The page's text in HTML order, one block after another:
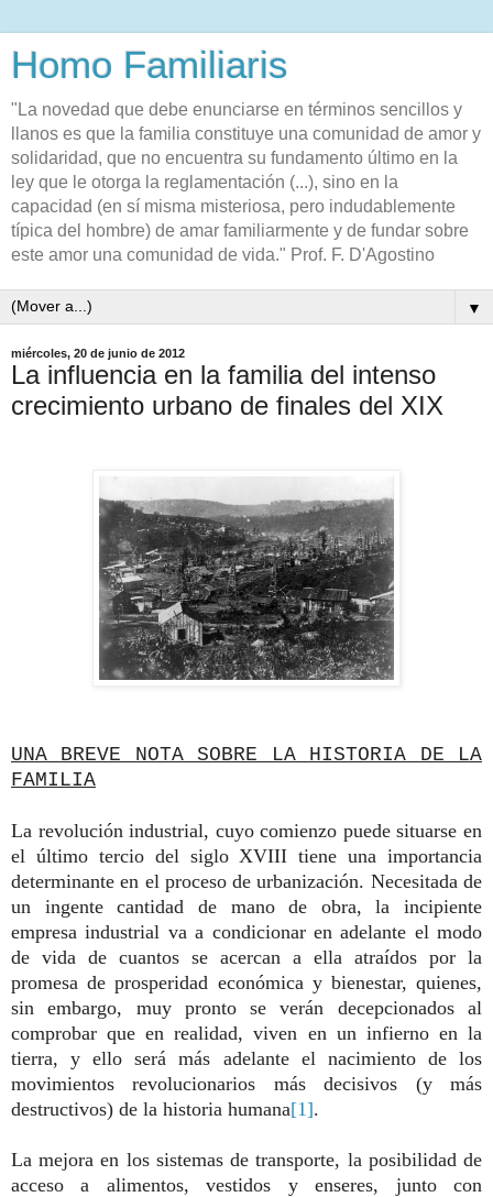
Homo Familiaris
"La novedad que debe enunciarse en términos sencillos y
llanos es que la familia constituye una comunidad de amor y
solidaridad, que no encuentra su fundamento último en la
ley que le otorga la reglamentación (...), sino en la
capacidad (en sí misma misteriosa, pero indudablemente
típica del hombre) de amar familiarmente y de fundar sobre
este amor una comunidad de vida." Prof. F. D'Agostino
▼
miércoles, 20 de junio de 2012
La influencia en la familia del intenso
crecimiento urbano de finales del XIX
UNA BREVE NOTA SOBRE LA HISTORIA DE LA
FAMILIA
La revolución industrial, cuyo comienzo puede situarse en
el último tercio del siglo XVIII tiene una importancia
determinante en el proceso de urbanización. Necesitada de
un ingente cantidad de mano de obra, la incipiente
empresa industrial va a condicionar en adelante el modo
de vida de cuantos se acercan a ella atraídos por la
promesa de prosperidad económica y bienestar, quienes,
sin embargo, muy pronto se verán decepcionados al
comprobar que en realidad, viven en un infierno en la
tierra, y ello será más adelante el nacimiento de los
movimientos revolucionarios más decisivos (y más
destructivos) de la historia humana[1].
La mejora en los sistemas de transporte, la posibilidad de
acceso a alimentos, vestidos y enseres, junto con